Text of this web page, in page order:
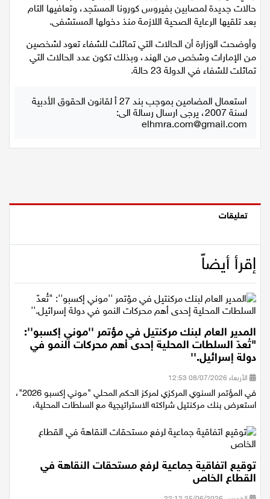
مجلة الحمرا
جمال وازياء
تكنولوجيا
فن
ستوديو انتخابات 2022
وفي سياق متصل، أعلنت وزارة الصحة ووقاية المجتمع شفاء 3
حالات جديدة لمصابين بفيروس كورونا المستجد، وتعافيها التام
وأوضحت الوزارة أن الحالات التي تماثلت للشفاء تعود لشخصين
من الإمارات وشخص من الهند، وبذلك تكون عدد الحالات التي
استعمال المضامين بموجب بند 27 أ لقانون الحقوق الأدبية
لسنة 2007، يرجى ارسال رسالة الى:
إقرأ أيضاً
المدير العام لبنك مركنتيل في مؤتمر ''موني إكسبو'':
"تُعدّ السلطات المحلية إحدى أهم محركات النمو في
دولة إسرائيل.''
الأربعاء 08/07/2026 12:53
توقيع اتفاقية جماعية لرفع مستحقات النقاهة في
القطاع الخاص